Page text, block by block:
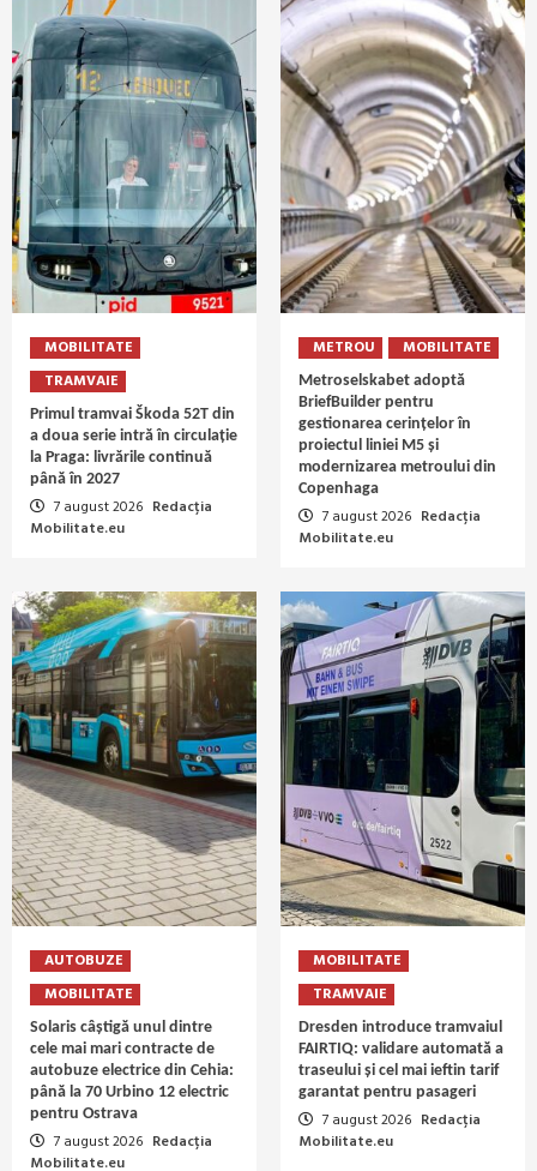
MOBILITATE
TRAMVAIE
Primul tramvai Škoda 52T din
a doua serie intră în circulație
la Praga: livrările continuă
până în 2027
7 august 2026 Redacția
Mobilitate.eu
METROU MOBILITATE
Metroselskabet adoptă
BriefBuilder pentru
gestionarea cerințelor în
proiectul liniei M5 și
modernizarea metroului din
Copenhaga
7 august 2026 Redacția
Mobilitate.eu
AUTOBUZE
MOBILITATE
Solaris câștigă unul dintre
cele mai mari contracte de
autobuze electrice din Cehia:
până la 70 Urbino 12 electric
pentru Ostrava
7 august 2026 Redacția
Mobilitate.eu
MOBILITATE
TRAMVAIE
Dresden introduce tramvaiul
FAIRTIQ: validare automată a
traseului și cel mai ieftin tarif
garantat pentru pasageri
7 august 2026 Redacția
Mobilitate.eu